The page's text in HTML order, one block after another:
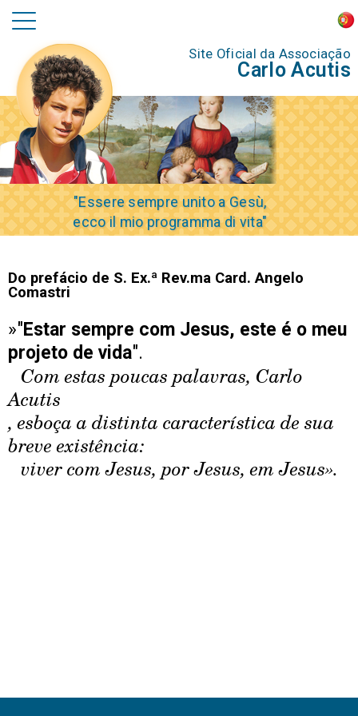
Site Oficial da Associação
Carlo Acutis
"Essere sempre unito a Gesù,
ecco il mio programma di vita"
Do prefácio de S. Ex.ª Rev.ma Card. Angelo
Comastri
»"Estar sempre com Jesus, este é o meu
projeto de vida".
Com estas poucas palavras, Carlo
Acutis
, esboça a distinta característica de sua
breve existência:
viver com Jesus, por Jesus, em Jesus».